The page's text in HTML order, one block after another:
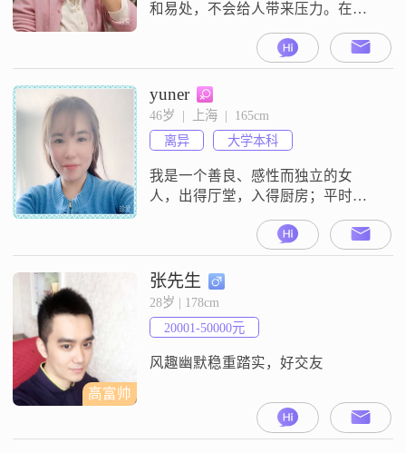
和易处，不会给人带来压力。在生
的身体是享受生活的基础。我追求
的是简单而真实的幸福，对生活没
有过多的奢求，只希望能够拥有稳
定而安逸的生活状态。我的情绪非
常稳定，不容易受到外界的影响，
能够理性地处理生活中的各种问
题。我相信，通过真诚的交流，我
们可以更好地了解彼此，
yuner
46岁  |  上海  |  165cm
离异
大学本科
我是一个善良、感性而独立的女
人，出得厅堂，入得厨房；平时喜
望在这里找到一位有事业心、稳重
体贴、有修养的男士为伴。能做个
老公背后的持家女人，为他营造一
个温馨的港湾，没有争吵，充满爱
意和尊重；饱尝幸福和满足；相夫
教子，是一种境界；我们的幸福，
渐渐清楚；不诚者勿扰......不管今后
高富帅
张先生
28岁 | 178cm
20001-50000元
风趣幽默稳重踏实，好交友